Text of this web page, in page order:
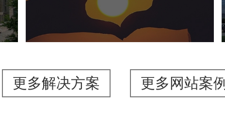
国企 品牌官网
网站设计
更多解决方案 更多网站案例